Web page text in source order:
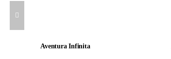
Aventura Infinita